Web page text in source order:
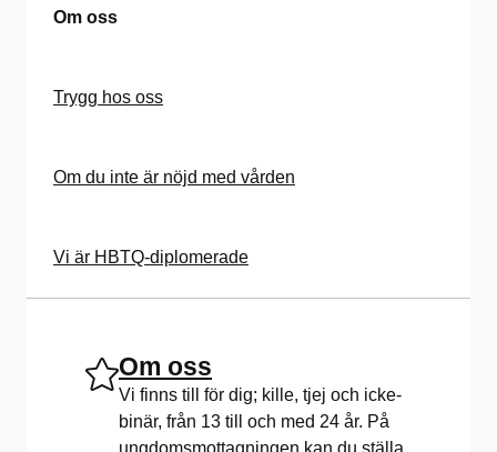
Om oss
Trygg hos oss
Om du inte är nöjd med vården
Vi är HBTQ-diplomerade
Om oss
Vi finns till för dig; kille, tjej och icke-
binär, från 13 till och med 24 år. På